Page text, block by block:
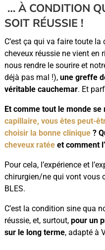
… À CONDITION
SOIT RÉUSSIE !
C’est ça qui va faire toute
cheveux réussie ne vient en
nous rendre le sourire et
déjà pas mal !), une greffe
véritable cauchemar. Et
Et comme tout le monde se
capillaire, vous êtes peut-
choisir la bonne clinique?
cheveux ratéeet comment
Pour cela, l’expérience et
chirurgien/ne qui vont vous
BLES.
C’est la condition sine qua
réussie, et, surtout, pour un
sur le long terme, adapté à